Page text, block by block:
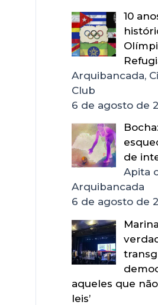
10
Arquibancada,
Club
6 de agosto de
de
Apita
Arquibancada
6 de agosto de
aqueles que
leis’